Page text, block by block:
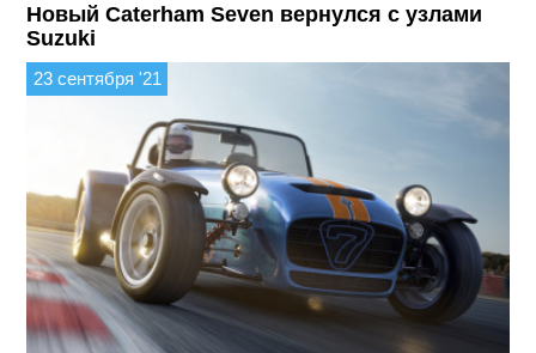
Новый Caterham Seven вернулся с узлами
Suzuki
23 сентября '21